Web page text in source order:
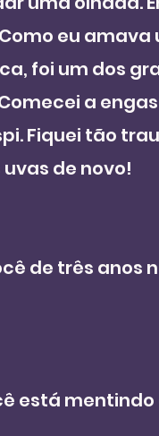
eu
foi um dos
a
Fiquei tão
de novo!
de três anos
está